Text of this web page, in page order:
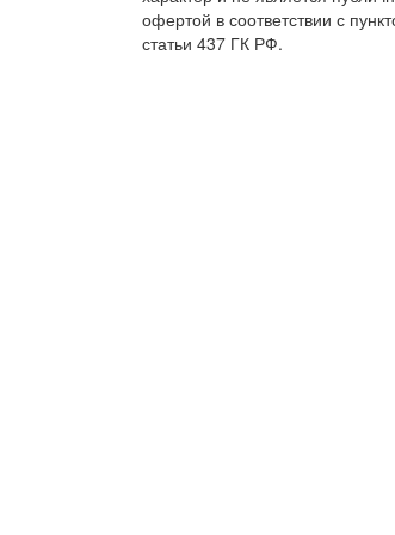
офертой в соответствии с
статьи 437 ГК РФ.